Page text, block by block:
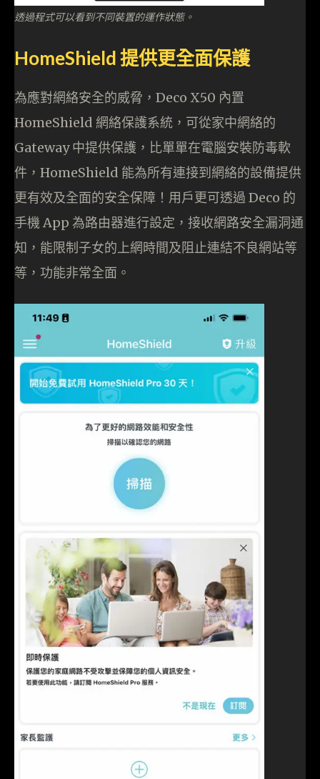
透過程式可以看到不同裝置的運作狀態。
HomeShield 提供更全面保護
為應對網絡安全的威脅，Deco X50 內置
HomeShield 網絡保護系統，可從家中網絡的
Gateway 中提供保護，比單單在電腦安裝防毒軟
件，HomeShield 能為所有連接到網絡的設備提供
更有效及全面的安全保障！用戶更可透過 Deco 的
手機 App 為路由器進行設定，接收網路安全漏洞通
知，能限制子女的上網時間及阻止連結不良網站等
等，功能非常全面。